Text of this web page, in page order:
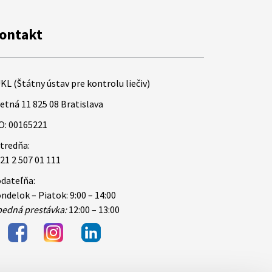
(Štátny ústav pre kontrolu liečiv)
11 825 08 Bratislava
00165221
2 507 01 111
– Piatok: 9:00 – 14:00
prestávka:12:00 – 13:00